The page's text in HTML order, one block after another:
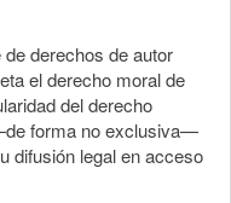
derechos de autor
el derecho moral de
del derecho
forma no exclusiva—
difusión legal en acceso